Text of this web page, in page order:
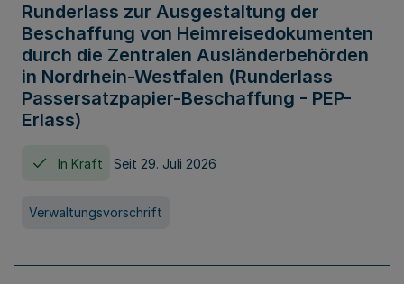
Runderlass zur Ausgestaltung der
Beschaffung von Heimreisedokumenten
durch die Zentralen Ausländerbehörden
in Nordrhein-Westfalen (Runderlass
Passersatzpapier-Beschaffung - PEP-
Erlass)
In Kraft Seit 29. Juli 2026
Verwaltungsvorschrift